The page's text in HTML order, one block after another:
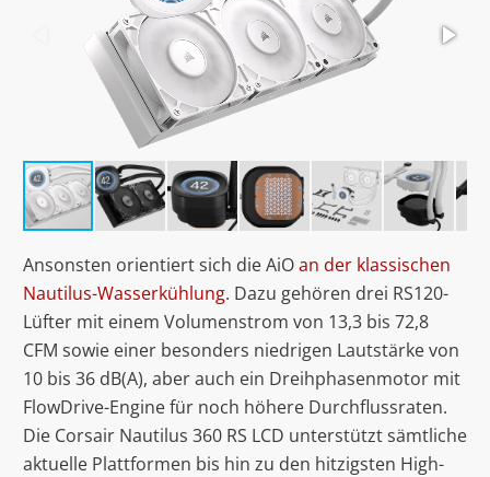
Ansonsten orientiert sich die AiOan der klassischen
Nautilus-Wasserkühlung. Dazu gehören drei RS120-
Lüfter mit einem Volumenstrom von 13,3 bis 72,8
CFM sowie einer besonders niedrigen Lautstärke von
10 bis 36 dB(A), aber auch ein Dreihphasenmotor mit
FlowDrive-Engine für noch höhere Durchflussraten.
Die Corsair Nautilus 360 RS LCD unterstützt sämtliche
aktuelle Plattformen bis hin zu den hitzigsten High-